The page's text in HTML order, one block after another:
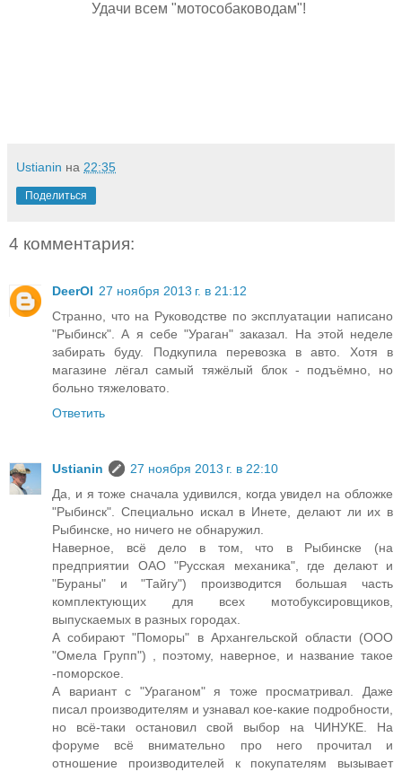
Удачи всем "мотособаководам"!
Ustianin на 22:35
Поделиться
4 комментария:
DeerOl 27 ноября 2013 г. в 21:12
Странно, что на Руководстве по эксплуатации написано
"Рыбинск". А я себе "Ураган" заказал. На этой неделе
забирать буду. Подкупила перевозка в авто. Хотя в
магазине лёгал самый тяжёлый блок - подъёмно, но
больно тяжеловато.
Ответить
Ustianin
27 ноября 2013 г. в 22:10
Да, и я тоже сначала удивился, когда увидел на обложке
"Рыбинск". Специально искал в Инете, делают ли их в
Рыбинске, но ничего не обнаружил.
Наверное, всё дело в том, что в Рыбинске (на
предприятии ОАО "Русская механика", где делают и
"Бураны" и "Тайгу") производится большая часть
комплектующих для всех мотобуксировщиков,
выпускаемых в разных городах.
А собирают "Поморы" в Архангельской области (ООО
"Омела Групп") , поэтому, наверное, и название такое
-поморское.
А вариант с "Ураганом" я тоже просматривал. Даже
писал производителям и узнавал кое-какие подробности,
но всё-таки остановил свой выбор на ЧИНУКЕ. На
форуме всё внимательно про него прочитал и
отношение производителей к покупателям вызывает